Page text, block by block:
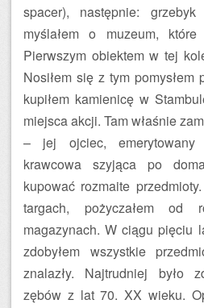
spacer), następnie:
myślałem o muzeum,
Pierwszym obiektem w tej
Nosiłem się z tym
kupiłem kamienicę w
miejsca akcji. Tam właśnie
– jej ojciec, emerytowany
krawcowa szyjąca po
kupować rozmaite
targach, pożyczałem od
magazynach. W ciągu pięciu
zdobyłem wszystkie
znalazły. Najtrudniej było
zębów z lat 70. XX wieku.